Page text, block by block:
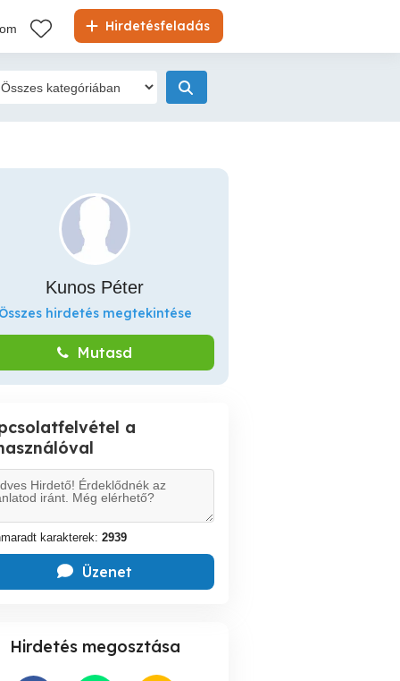
Hirdetésfeladás
Kunos Péter
Összes hirdetés megtekintése
Mutasd
a
karakterek: 2939
Üzenet
Hirdetés megosztása